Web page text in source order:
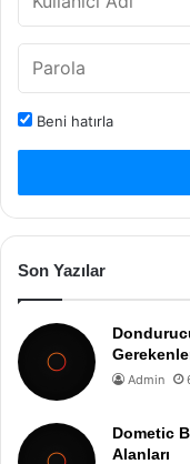
Beni hatırla
Son Yazılar
Admin
Dometic
Alanları